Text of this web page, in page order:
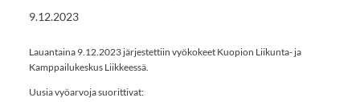
9.12.2023
Lauantaina 9.12.2023 järjestettiin vyökokeet Kuopion Liikunta- ja
Kamppailukeskus Liikkeessä.
Uusia vyöarvoja suorittivat: